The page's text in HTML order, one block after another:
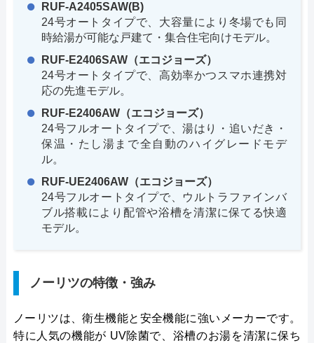
RUF-A2405SAW(B)
24号オートタイプで、大容量により冬場でも同
時給湯が可能な戸建て・集合住宅向けモデル。
RUF-E2406SAW（エコジョーズ）
24号オートタイプで、高効率かつスマホ連携対
応の先進モデル。
RUF-E2406AW（エコジョーズ）
24号フルオートタイプで、湯はり・追いだき・
保温・たし湯まで全自動のハイグレードモデ
ル。
RUF-UE2406AW（エコジョーズ）
24号フルオートタイプで、ウルトラファインバ
ブル搭載により配管や浴槽を清潔に保てる快適
モデル。
ノーリツの特徴・強み
ノーリツは、衛生機能と安全機能に強いメーカーです。
特に人気の機能が UV除菌で、浴槽のお湯を清潔に保ち